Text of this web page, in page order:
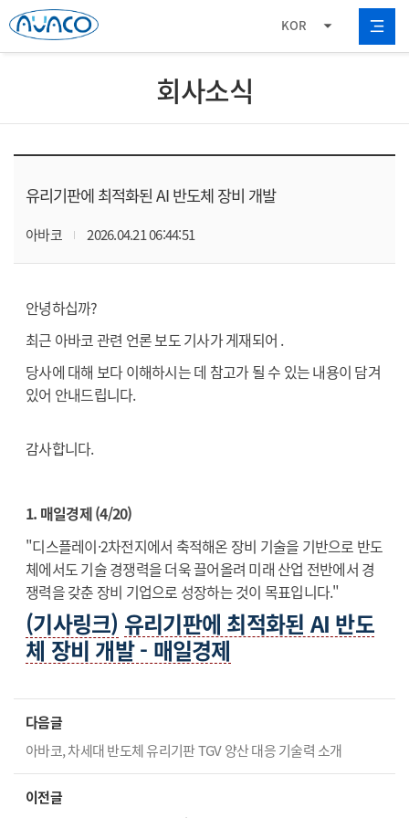
KOR
회사소식
유리기판에 최적화된 AI 반도체 장비 개발
아바코 2026.04.21 06:44:51
안녕하십까?
최근 아바코 관련 언론 보도 기사가 게재되어 .
당사에 대해 보다 이해하시는 데 참고가 될 수 있는 내용이 담겨
있어 안내드립니다.
감사합니다.
1. 매일경제 (4/20)
"디스플레이·2차전지에서 축적해온 장비 기술을 기반으로 반도
체에서도 기술 경쟁력을 더욱 끌어올려 미래 산업 전반에서 경
쟁력을 갖춘 장비 기업으로 성장하는 것이 목표입니다."
(기사링크) 유리기판에 최적화된 AI 반도
체 장비 개발 - 매일경제
다음글
아바코, 차세대 반도체 유리기판 TGV 양산 대응 기술력 소개
이전글